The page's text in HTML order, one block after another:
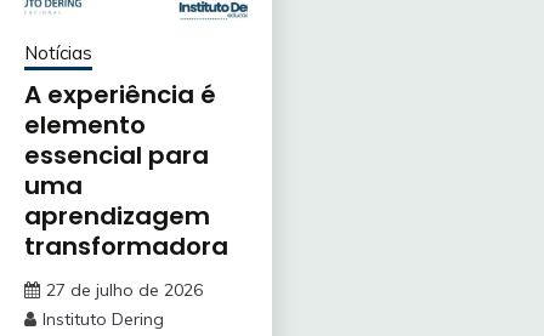
Notícias
A experiência é
elemento
essencial para
uma
aprendizagem
transformadora
27 de julho de 2026
Instituto Dering